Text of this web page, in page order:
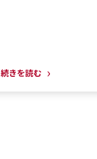
続きを読む